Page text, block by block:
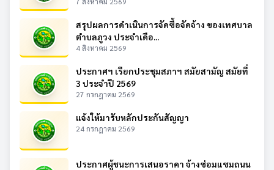
สรุปผลการดำเนินการจัดซื้อจัดจ้าง ของเทศบาล
ตำบลภูวง ประจำเดือ...
4 สิงหาคม 2569
ประกาศฯ เรียกประชุมสภาฯ สมัยสามัญ สมัยที่
3 ประจำปี 2569
27 กรกฎาคม 2569
แจ้งให้มารับหลักประกันสัญญา
24 กรกฎาคม 2569
ประกาศผู้ชนะการเสนอราคา จ้างซ่อมแซมถนน